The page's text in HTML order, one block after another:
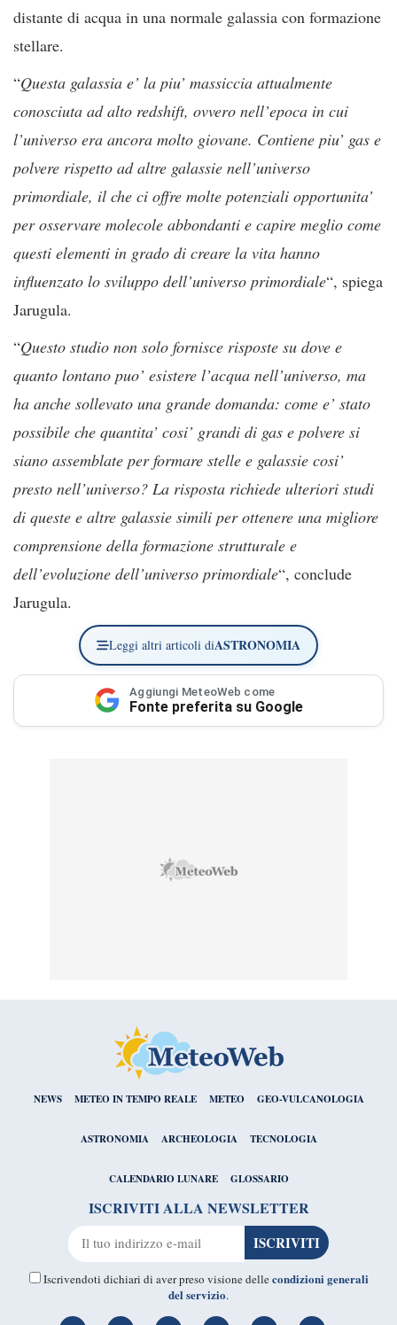
distante di acqua in una normale galassia con formazione
stellare.
“Questa galassia e’ la piu’ massiccia attualmente
conosciuta ad alto redshift, ovvero nell’epoca in cui
l’universo era ancora molto giovane. Contiene piu’ gas e
polvere rispetto ad altre galassie nell’universo
primordiale, il che ci offre molte potenziali opportunita’
per osservare molecole abbondanti e capire meglio come
questi elementi in grado di creare la vita hanno
influenzato lo sviluppo dell’universo primordiale“, spiega
Jarugula.
“Questo studio non solo fornisce risposte su dove e
quanto lontano puo’ esistere l’acqua nell’universo, ma
ha anche sollevato una grande domanda: come e’ stato
possibile che quantita’ cosi’ grandi di gas e polvere si
siano assemblate per formare stelle e galassie cosi’
presto nell’universo? La risposta richiede ulteriori studi
di queste e altre galassie simili per ottenere una migliore
comprensione della formazione strutturale e
dell’evoluzione dell’universo primordiale“, conclude
Jarugula.
Leggi altri articoli diASTRONOMIA
Aggiungi MeteoWeb come
Fonte preferita su Google
NEWS METEO IN TEMPO REALE METEO GEO-VULCANOLOGIA
ASTRONOMIA ARCHEOLOGIA TECNOLOGIA
CALENDARIO LUNARE GLOSSARIO
ISCRIVITI ALLA NEWSLETTER
Iscrivendoti dichiari di aver preso visione dellecondizioni generali
del servizio.